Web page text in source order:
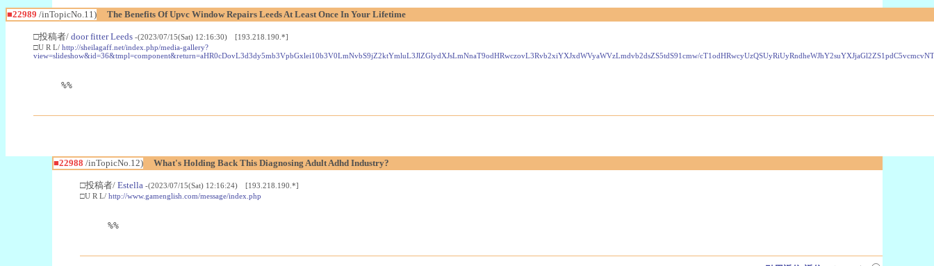
■22989 /inTopicNo.11) The Benefits Of Upvc Window Repairs Leeds At Least Once In Your Lifetime
□投稿者/ door fitter Leeds -(2023/07/15(Sat) 12:16:30) [193.218.190.*]
□U R L/ http://sheilagaff.net/index.php/media-gallery?
view=slideshow&id=36&tmpl=component&return=aHR0cDovL3d3dy5mb3VpbGxlei10b3V0LmNvbS9jZ2ktYmluL3JlZGlydXJsLmNnaT9odHRwczovL3Rvb2xiYXJxdWVyaWVzLmdvb2dsZS5tdS91cmw/
%%
■22988 /inTopicNo.12) What's Holding Back This Diagnosing Adult Adhd Industry?
□投稿者/ Estella -(2023/07/15(Sat) 12:16:24) [193.218.190.*]
□U R L/ http://www.gamenglish.com/message/index.php
%%